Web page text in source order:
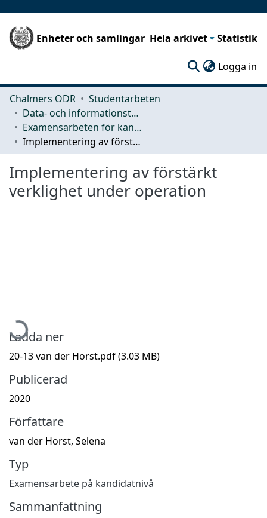
Enheter och samlingar Hela arkivet Statistik
Logga in
Chalmers ODR
Studentarbeten
Data- och informationsteknik (CSE)
Examensarbeten för kandidatexamen
Implementering av förstärkt verklighet under operation
Implementering av förstärkt
verklighet under operation
Hämtar...
Ladda ner
20-13 van der Horst.pdf(3.03 MB)
Publicerad
2020
Författare
van der Horst, Selena
Typ
Examensarbete på kandidatnivå
Sammanfattning